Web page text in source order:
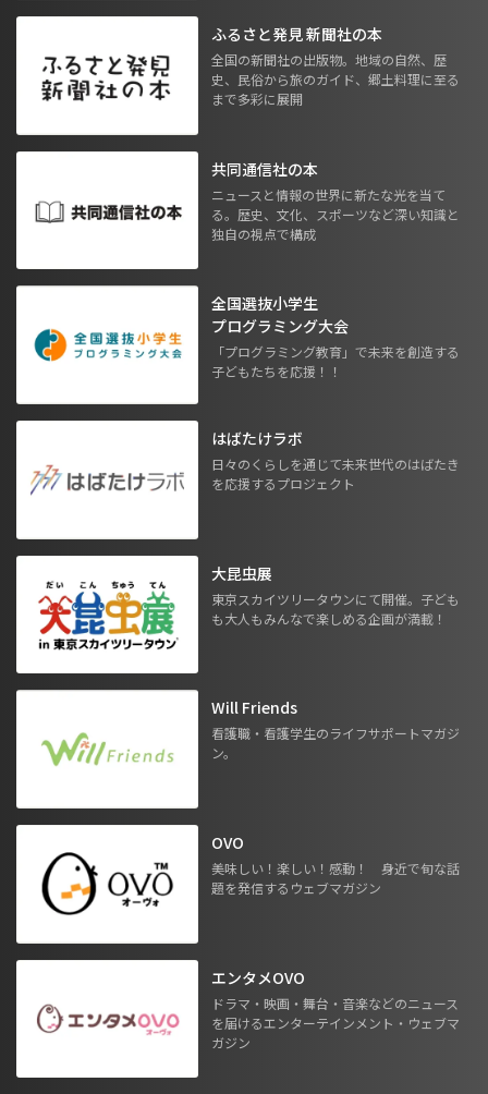
ふるさと発見 新聞社の本
全国の新聞社の出版物。地域の自然、歴
史、民俗から旅のガイド、郷土料理に至る
まで多彩に展開
共同通信社の本
ニュースと情報の世界に新たな光を当て
る。歴史、文化、スポーツなど深い知識と
独自の視点で構成
全国選抜小学生
プログラミング大会
「プログラミング教育」で未来を創造する
子どもたちを応援！！
はばたけラボ
日々のくらしを通じて未来世代のはばたき
を応援するプロジェクト
大昆虫展
東京スカイツリータウンにて開催。子ども
も大人もみんなで楽しめる企画が満載！
Will Friends
看護職・看護学生のライフサポートマガジ
ン。
OVO
美味しい！楽しい！感動！ 身近で旬な話
題を発信するウェブマガジン
エンタメOVO
ドラマ・映画・舞台・音楽などのニュース
を届けるエンターテインメント・ウェブマ
ガジン